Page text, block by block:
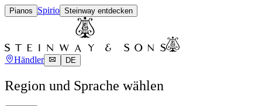
Pianos Spirio Steinway entdecken
Händler DE
Region und Sprache wählen